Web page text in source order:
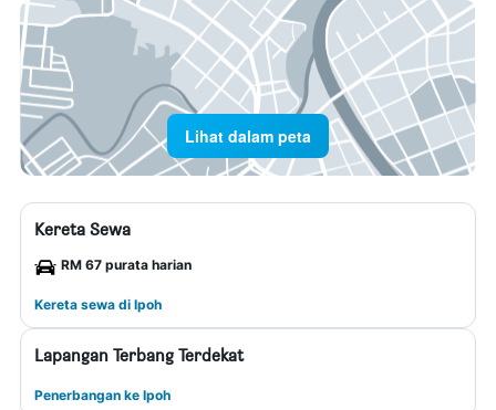
Lihat dalam peta
Kereta Sewa
RM 67 purata harian
Kereta sewa di Ipoh
Lapangan Terbang Terdekat
Penerbangan ke Ipoh